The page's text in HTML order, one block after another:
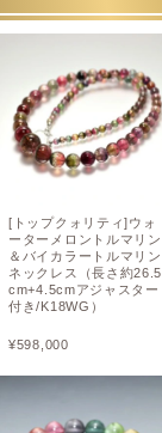
[トップクォリティ]ウォ
ーターメロントルマリン
＆バイカラートルマリン
ネックレス（長さ約26.5
cm+4.5cmアジャスター
付き/K18WG）
¥598,000